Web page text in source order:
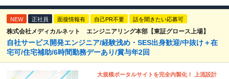
NEW 正社員 面接情報有 自己PR不要 話を聞きたい応募可
株式会社メディカルネット エンジニアリング本部【東証グロース上場】
自社サービス開発エンジニア/経験浅め・SES出身歓迎/中抜け＋在
宅可/住宅補助/6時間勤務デーあり/賞与年2回
大規模ポータルサイトを完全内製化！ 上流設計